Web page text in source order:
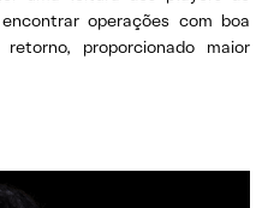
operações com boa
proporcionado maior